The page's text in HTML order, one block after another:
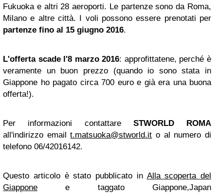
Fukuoka e altri 28 aeroporti. Le partenze sono da Roma,
Milano e altre città. I voli possono essere prenotati per
partenze fino al 15 giugno 2016.
L'offerta scade l'8 marzo 2016: approfittatene, perché è
veramente un buon prezzo (quando io sono stata in
Giappone ho pagato circa 700 euro e già era una buona
offerta!).
Per informazioni contattare STWORLD ROMA
all'indirizzo emailt.matsuoka@stworld.it o al numero di
telefono 06/42016142.
Questo articolo è stato pubblicato in Alla scoperta del
Giappone e taggato Giappone,Japan